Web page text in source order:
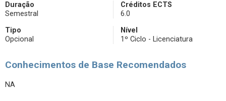
Duração
Semestral
Créditos ECTS
6.0
Tipo
Opcional
Nível
1º Ciclo - Licenciatura
Conhecimentos de Base Recomendados
NA